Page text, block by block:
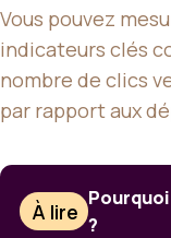
Vous pouvez
indicateurs clés
nombre de clics
par rapport aux
À lire ?